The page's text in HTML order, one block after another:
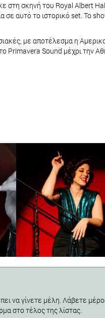
στη σκηνή του Royal Albert
σε αυτό το ιστορικό set. Το
με αποτέλεσμα η
Primavera Sound μέχρι την
να γίνετε μέλη. Λάβετε
στο τέλος της λίστας.